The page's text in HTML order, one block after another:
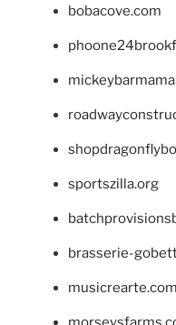
bobacove.com
sportszilla.org
brasserie-
musicrearte.com